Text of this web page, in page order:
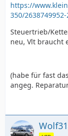
https://
350/2638749952-
Steuertrieb/
neu, Vlt braucht
(habe für fast
angeg.